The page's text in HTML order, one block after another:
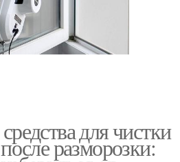
для чистки
разморозки: